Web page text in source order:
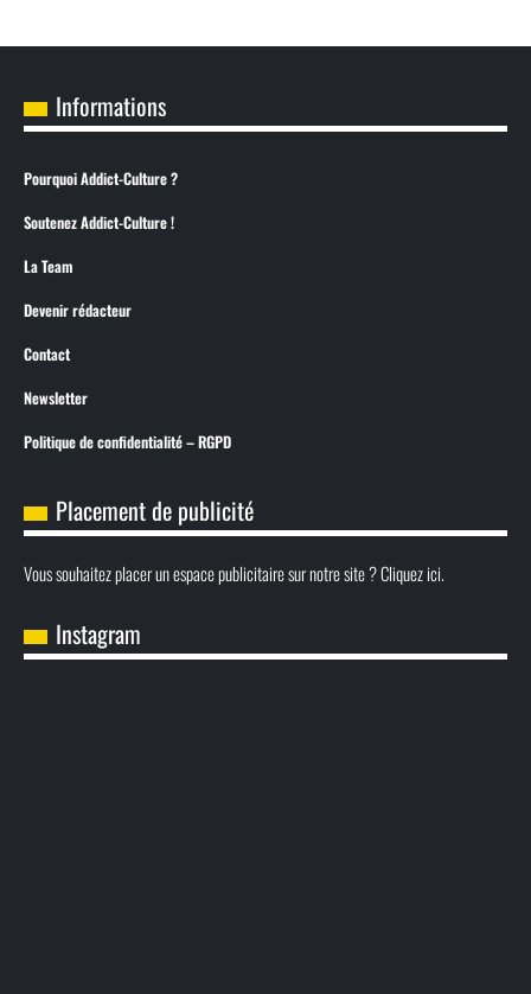
Informations
Pourquoi Addict-Culture ?
Soutenez Addict-Culture !
La Team
Devenir rédacteur
Contact
Newsletter
Politique de confidentialité – RGPD
Placement de publicité
Vous souhaitez placer un espace publicitaire sur notre site ? Cliquez ici.
Instagram